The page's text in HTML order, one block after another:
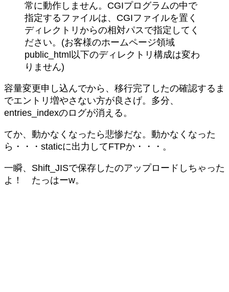
常に動作しません。CGIプログラムの中で
指定するファイルは、CGIファイルを置く
ディレクトリからの相対パスで指定してく
ださい。(お客様のホームページ領域
public_html以下のディレクトリ構成は変わ
りません)
容量変更申し込んでから、移行完了したの確認するま
でエントリ増やさない方が良さげ。多分、
entries_indexのログが消える。
てか、動かなくなったら悲惨だな。動かなくなった
ら・・・staticに出力してFTPか・・・。
一瞬、Shift_JISで保存したのアップロードしちゃった
よ！ たっはーw。